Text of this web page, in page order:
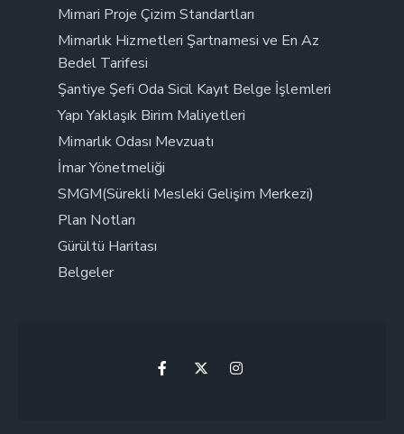
Mimari Proje Çizim Standartları
Mimarlık Hizmetleri Şartnamesi ve En Az
Bedel Tarifesi
Şantiye Şefi Oda Sicil Kayıt Belge İşlemleri
Yapı Yaklaşık Birim Maliyetleri
Mimarlık Odası Mevzuatı
İmar Yönetmeliği
SMGM(Sürekli Mesleki Gelişim Merkezi)
Plan Notları
Gürültü Haritası
Belgeler